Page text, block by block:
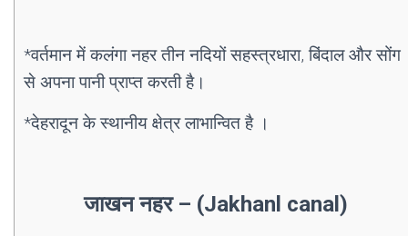
*वर्तमान में कलंगा नहर तीन नदियों सहस्त्रधारा, बिंदाल और सोंग
से अपना पानी प्राप्त करती है।
*देहरादून के स्थानीय क्षेत्र लाभान्वित है ।
जाखन नहर – (Jakhanl canal)